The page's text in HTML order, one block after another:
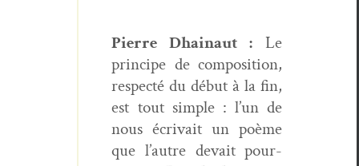
Pierre Dhain­aut : Le
principe de com­po­si­tion,
respec­té du début à la fin,
est tout sim­ple : l’un de
nous écrivait un poème
que l’autre devait pour­